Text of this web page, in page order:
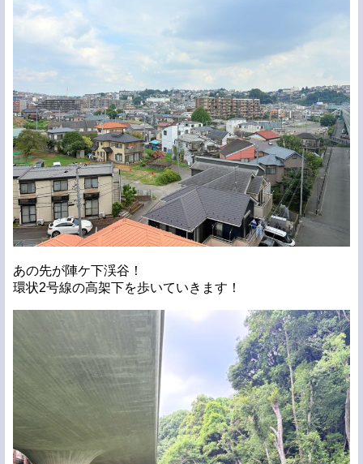
あの先が陣ケ下渓谷！
環状2号線の高架下を歩いていきます！